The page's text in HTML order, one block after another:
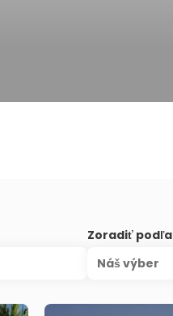
Zoradiť podľa
Náš výber